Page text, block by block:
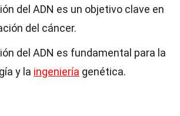
del ADN es un objetivo clave en
del cáncer.
del ADN es fundamental para la
y la ingeniería genética.